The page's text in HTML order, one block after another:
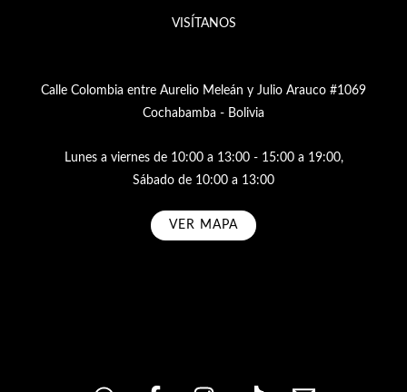
VISÍTANOS
Calle Colombia entre Aurelio Meleán y Julio Arauco #1069
Cochabamba - Bolivia
Lunes a viernes de 10:00 a 13:00 - 15:00 a 19:00,
Sábado de 10:00 a 13:00
VER MAPA